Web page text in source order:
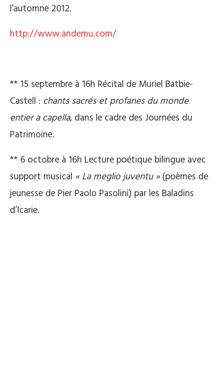
l’automne 2012.
http://www.andemu.com/
** 15 septembre à 16h Récital de Muriel Batbie-
Castell : chants sacrés et profanes du monde
entier a capella, dans le cadre des Journées du
Patrimoine.
** 6 octobre à 16h Lecture poétique bilingue avec
support musical « La meglio juventu »(poèmes de
jeunesse de Pier Paolo Pasolini) par les Baladins
d’Icarie.